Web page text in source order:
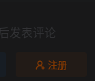
发表评论
注册